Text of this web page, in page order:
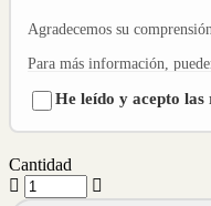
Agradecemos su
Para más información,
He leído y acepto las
Cantidad